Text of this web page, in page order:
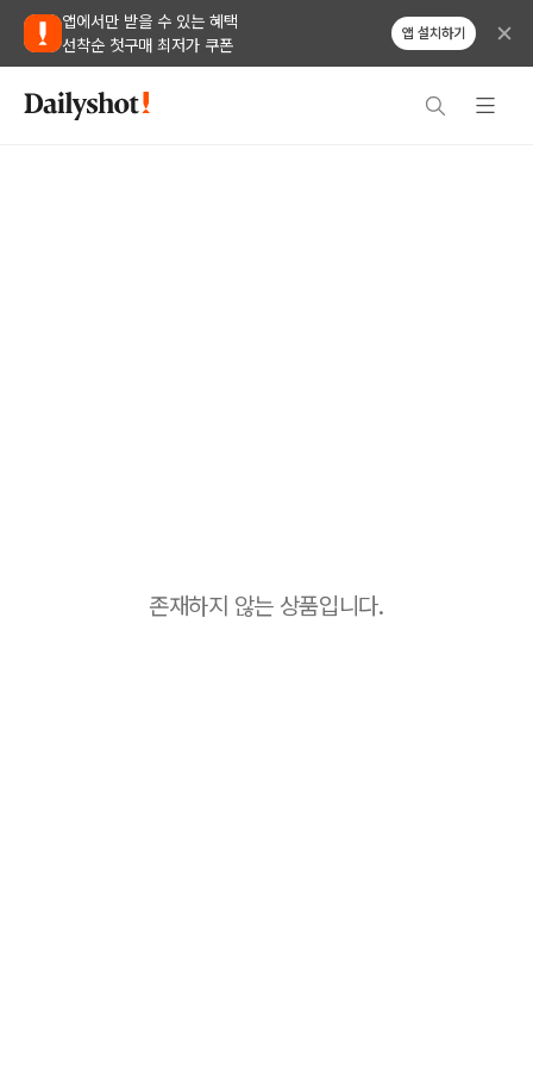
앱에서만 받을 수 있는 혜택
선착순 첫구매 최저가 쿠폰
앱 설치하기
존재하지 않는 상품입니다.